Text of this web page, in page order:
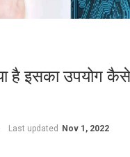
है इसका उपयोग कैसे
Last updated Nov 1, 2022